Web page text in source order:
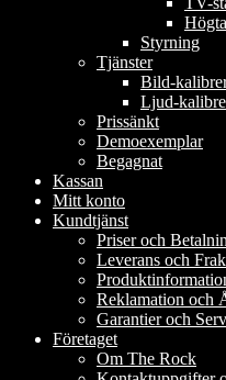
Styrning
Tjänster
Bild-
Ljud-
Prissänkt
Demoexemplar
Begagnat
Kassan
Mitt konto
Kundtjänst
Priser och
Leverans och
Reklamation och
Garantier och
Företaget
Om The Rock